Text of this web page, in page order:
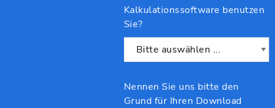
Kalkulationssoftware benutzen
Sie?
Nennen Sie uns bitte den
Grund für Ihren Download